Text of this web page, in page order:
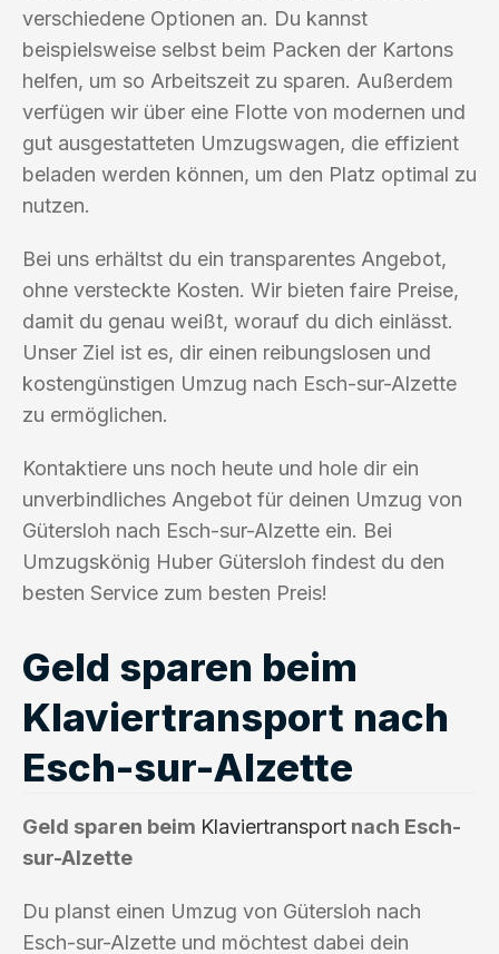
verschiedene Optionen an. Du kannst
beispielsweise selbst beim Packen der Kartons
helfen, um so Arbeitszeit zu sparen. Außerdem
verfügen wir über eine Flotte von modernen und
gut ausgestatteten Umzugswagen, die effizient
beladen werden können, um den Platz optimal zu
nutzen.
Bei uns erhältst du ein transparentes Angebot,
ohne versteckte Kosten. Wir bieten faire Preise,
damit du genau weißt, worauf du dich einlässt.
Unser Ziel ist es, dir einen reibungslosen und
kostengünstigen Umzug nach Esch-sur-Alzette
zu ermöglichen.
Kontaktiere uns noch heute und hole dir ein
unverbindliches Angebot für deinen Umzug von
Gütersloh nach Esch-sur-Alzette ein. Bei
Umzugskönig Huber Gütersloh findest du den
besten Service zum besten Preis!
Geld sparen beim
Klaviertransport nach
Esch-sur-Alzette
Geld sparen beim Klaviertransport nach Esch-
sur-Alzette
Du planst einen Umzug von Gütersloh nach
Esch-sur-Alzette und möchtest dabei dein